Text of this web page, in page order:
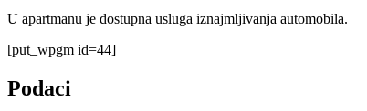
U apartmanu je dostupna usluga iznajmljivanja automobila.
[put_wpgm id=44]
Podaci